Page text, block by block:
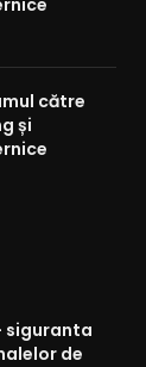
către
și
siguranta
de